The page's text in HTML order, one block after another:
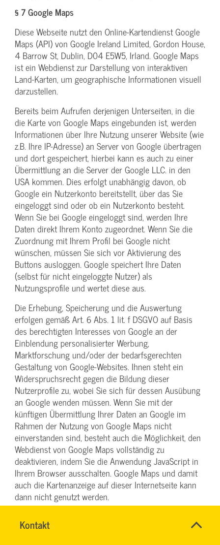
Kontakt
SYBILLE
Name*
§ 7 Google Maps
Diese Webseite nutzt den Online-Kartendienst Google
Maps (API) von Google Ireland Limited, Gordon House,
4 Barrow St, Dublin, D04 E5W5, Irland. Google Maps
ist ein Webdienst zur Darstellung von interaktiven
Land-Karten, um geographische Informationen visuell
darzustellen.
Bereits beim Aufrufen derjenigen Unterseiten, in die
die Karte von Google Maps eingebunden ist, werden
Informationen über Ihre Nutzung unserer Website (wie
z.B. Ihre IP-Adresse) an Server von Google übertragen
und dort gespeichert, hierbei kann es auch zu einer
Übermittlung an die Server der Google LLC. in den
USA kommen. Dies erfolgt unabhängig davon, ob
Google ein Nutzerkonto bereitstellt, über das Sie
eingeloggt sind oder ob ein Nutzerkonto besteht.
Wenn Sie bei Google eingeloggt sind, werden Ihre
Daten direkt Ihrem Konto zugeordnet. Wenn Sie die
Zuordnung mit Ihrem Profil bei Google nicht
wünschen, müssen Sie sich vor Aktivierung des
Buttons ausloggen. Google speichert Ihre Daten
(selbst für nicht eingeloggte Nutzer) als
Nutzungsprofile und wertet diese aus.
Die Erhebung, Speicherung und die Auswertung
erfolgen gemäß Art. 6 Abs. 1 lit. f DSGVO auf Basis
des berechtigten Interesses von Google an der
Einblendung personalisierter Werbung,
Marktforschung und/oder der bedarfsgerechten
Gestaltung von Google-Websites. Ihnen steht ein
Widerspruchsrecht gegen die Bildung dieser
Nutzerprofile zu, wobei Sie sich für dessen Ausübung
an Google wenden müssen. Wenn Sie mit der
künftigen Übermittlung Ihrer Daten an Google im
Rahmen der Nutzung von Google Maps nicht
einverstanden sind, besteht auch die Möglichkeit, den
Webdienst von Google Maps vollständig zu
deaktivieren, indem Sie die Anwendung JavaScript in
Ihrem Browser ausschalten. Google Maps und damit
auch die Kartenanzeige auf dieser Internetseite kann
dann nicht genutzt werden.
dargestellten Verarbeitung Ihrer Daten Ihre